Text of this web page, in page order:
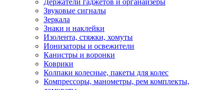
Держатели гаджетов и органайзеры
Звуковые сигналы
Зеркала
Знаки и наклейки
Изолента, стяжки, хомуты
Ионизаторы и освежители
Канистры и воронки
Коврики
Колпаки колесные, пакеты для колес
Компрессоры, манометры, рем комплекты,